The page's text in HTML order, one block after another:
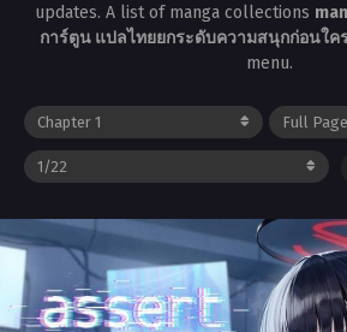
updates. A list of manga collections
การ์ตูน แปลไทยยกระดับความสนุกก่อนใค
menu.